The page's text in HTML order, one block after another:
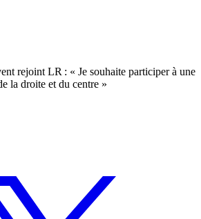
rejoint LR : « Je souhaite participer à une
la droite et du centre »